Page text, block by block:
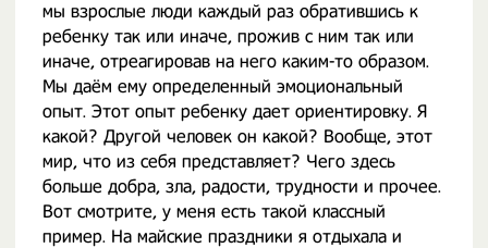
мы взрослые люди каждый раз обратившись к
ребенку так или иначе, прожив с ним так или
иначе, отреагировав на него каким-то образом.
Мы даём ему определенный эмоциональный
опыт. Этот опыт ребенку дает ориентировку. Я
какой? Другой человек он какой? Вообще, этот
мир, что из себя представляет? Чего здесь
больше добра, зла, радости, трудности и прочее.
Вот смотрите, у меня есть такой классный
пример. На майские праздники я отдыхала и